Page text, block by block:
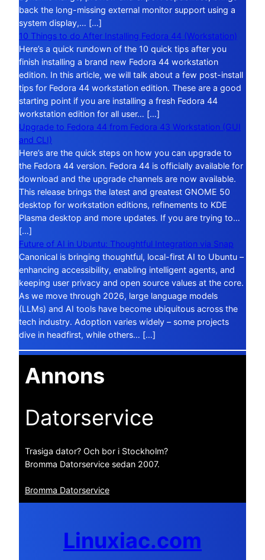
back the long-missing external monitor support using a
system display,… […]
10 Things to do After Installing Fedora 44 (Workstation)
Here’s a quick rundown of the 10 quick tips after you
finish installing a brand new Fedora 44 workstation
edition. In this article, we will talk about a few post-install
tips for Fedora 44 workstation edition. These are a good
starting point if you are installing a fresh Fedora 44
workstation edition for all user… […]
Upgrade to Fedora 44 from Fedora 43 Workstation (GUI
and CLI)
Here’s are the quick steps on how you can upgrade to
the Fedora 44 version. Fedora 44 is officially available for
download and the upgrade channels are now available.
This release brings the latest and greatest GNOME 50
desktop for workstation editions, refinements to KDE
Plasma desktop and more updates. If you are trying to…
[…]
Future of AI in Ubuntu: Thoughtful Integration via Snap
Canonical is bringing thoughtful, local-first AI to Ubuntu –
enhancing accessibility, enabling intelligent agents, and
keeping user privacy and open source values at the core.
As we move through 2026, large language models
(LLMs) and AI tools have become ubiquitous across the
tech industry. Adoption varies widely – some projects
dive in headfirst, while others… […]
Annons
Datorservice
Trasiga dator? Och bor i Stockholm?
Bromma Datorservice sedan 2007.
Bromma Datorservice
Linuxiac.com